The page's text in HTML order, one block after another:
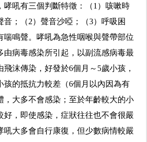
哮吼有三個判斷特徵：（1）咳嗽時
音；（2）聲音沙啞；（3）呼吸困
鳴聲。 哮吼為急性咽喉與聲帶部位
由病毒感染所引起，以副流感病毒最
沫傳染，好發於6個月～5歲小孩，
孩的抵抗力較差（6個月以內因為有
，大多不會感染；至於年齡較大的小
好，即使感染，症狀往往也不會很嚴
吼大多會自行康復，但少數病情較嚴